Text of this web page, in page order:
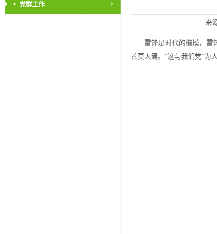
党群工作
来
雷锋是时代的楷模，雷
善莫大焉。”这与我们党“为